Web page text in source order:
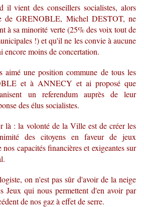
il vient des conseillers socialistes, alors
de GRENOBLE, Michel DESTOT, ne
à sa minorité verte (25% des voix tout de
!) et qu'il ne les convie à aucune
moins de concertation.
aimé une position commune de tous les
et à ANNECY et ai proposé que
un referendum auprès de leur
des élus socialistes.
là : la volonté de la Ville est de créer les
des citoyens en faveur de jeux
capacités financières et exigeantes sur
on n'est pas sûr d'avoir de la neige
Jeux qui nous permettent d'en avoir par
de nos gaz à effet de serre.